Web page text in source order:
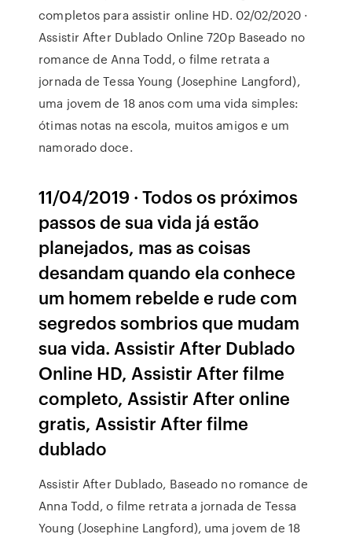
completos para assistir online HD. 02/02/2020 ·
Assistir After Dublado Online 720p Baseado no
romance de Anna Todd, o filme retrata a
jornada de Tessa Young (Josephine Langford),
uma jovem de 18 anos com uma vida simples:
ótimas notas na escola, muitos amigos e um
namorado doce.
11/04/2019 · Todos os próximos
passos de sua vida já estão
planejados, mas as coisas
desandam quando ela conhece
um homem rebelde e rude com
segredos sombrios que mudam
sua vida. Assistir After Dublado
Online HD, Assistir After filme
completo, Assistir After online
gratis, Assistir After filme
dublado
Assistir After Dublado, Baseado no romance de
Anna Todd, o filme retrata a jornada de Tessa
Young (Josephine Langford), uma jovem de 18